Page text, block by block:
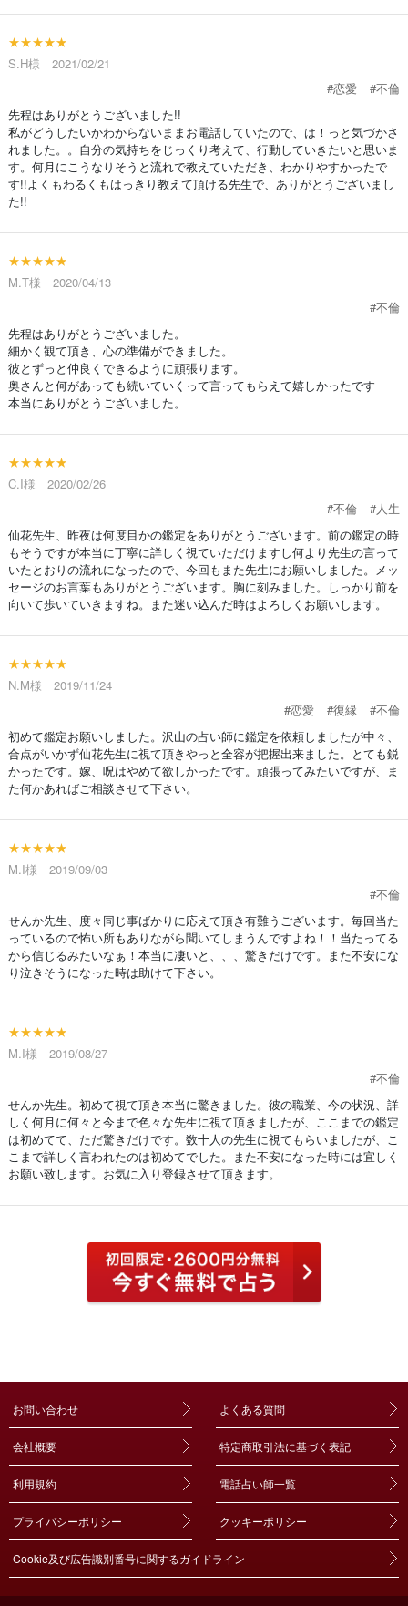
★★★★★
S.H様 2021/02/21
#恋愛
#不倫
先程はありがとうございました!!
私がどうしたいかわからないままお電話していたので、は！っと気づかさ
れました。。自分の気持ちをじっくり考えて、行動していきたいと思いま
す。何月にこうなりそうと流れで教えていただき、わかりやすかったで
す!!よくもわるくもはっきり教えて頂ける先生で、ありがとうございまし
た!!
★★★★★
M.T様 2020/04/13
#不倫
先程はありがとうございました。
細かく観て頂き、心の準備ができました。
彼とずっと仲良くできるように頑張ります。
奥さんと何があっても続いていくって言ってもらえて嬉しかったです
本当にありがとうございました。
★★★★★
C.I様 2020/02/26
#不倫
#人生
仙花先生、昨夜は何度目かの鑑定をありがとうございます。前の鑑定の時
もそうですが本当に丁寧に詳しく視ていただけますし何より先生の言って
いたとおりの流れになったので、今回もまた先生にお願いしました。メッ
セージのお言葉もありがとうございます。胸に刻みました。しっかり前を
向いて歩いていきますね。また迷い込んだ時はよろしくお願いします。
★★★★★
N.M様 2019/11/24
#恋愛
#復縁
#不倫
初めて鑑定お願いしました。沢山の占い師に鑑定を依頼しましたが中々、
合点がいかず仙花先生に視て頂きやっと全容が把握出来ました。とても鋭
かったです。嫁、呪はやめて欲しかったです。頑張ってみたいですが、ま
た何かあればご相談させて下さい。
★★★★★
M.I様 2019/09/03
#不倫
せんか先生、度々同じ事ばかりに応えて頂き有難うございます。毎回当た
っているので怖い所もありながら聞いてしまうんですよね！！当たってる
から信じるみたいなぁ！本当に凄いと、、、驚きだけです。また不安にな
り泣きそうになった時は助けて下さい。
★★★★★
M.I様 2019/08/27
#不倫
せんか先生。初めて視て頂き本当に驚きました。彼の職業、今の状況、詳
しく何月に何々と今まで色々な先生に視て頂きましたが、ここまでの鑑定
は初めてて、ただ驚きだけです。数十人の先生に視てもらいましたが、こ
こまで詳しく言われたのは初めてでした。また不安になった時には宜しく
お願い致します。お気に入り登録させて頂きます。
お問い合わせ よくある質問
会社概要 特定商取引法に基づく表記
利用規約 電話占い師一覧
プライバシーポリシー クッキーポリシー
Cookie及び広告識別番号に関するガイドライン